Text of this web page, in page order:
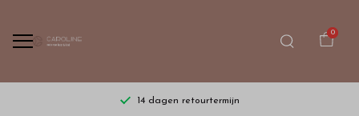
0
14 dagen retourtermijn